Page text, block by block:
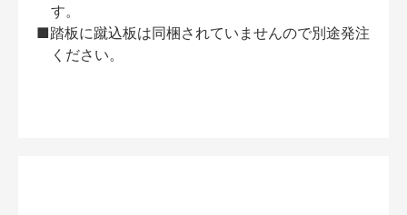
す。
■踏板に蹴込板は同梱されていませんので別途発注
ください。